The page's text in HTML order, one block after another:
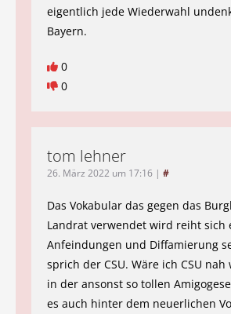
eigentlich jede Wiederwahl
Bayern.
0
0
tom lehner
26. März 2022 um 17:16 | #
Das Vokabular das gegen das
Landrat verwendet wird reiht sich
Anfeindungen und Diffamierung
sprich der CSU. Wäre ich CSU
in der ansonst so tollen
es auch hinter dem neuerlichen